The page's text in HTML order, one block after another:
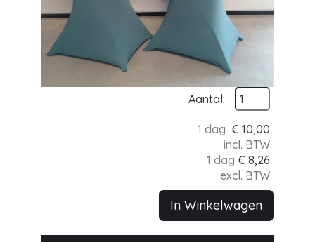
Aantal:
1 dag € 10,00
incl. BTW
1 dag € 8,26
excl. BTW
In Winkelwagen